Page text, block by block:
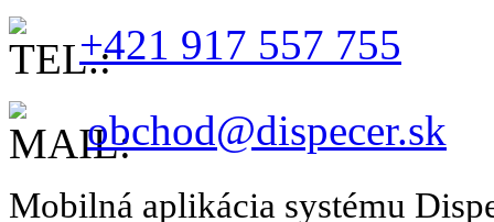
+421 917 557 755
obchod@dispecer.sk
Mobilná aplikácia systému